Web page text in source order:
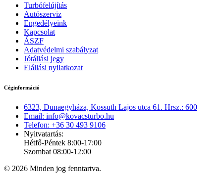
Turbófelújítás
Autószerviz
Engedélyeink
Kapcsolat
ÁSZF
Adatvédelmi szabályzat
Jótállási jegy
Elállási nyilatkozat
Céginformáció
6323, Dunaegyháza, Kossuth Lajos utca 61. Hrsz.: 600
Email: info@kovacsturbo.hu
Telefon: +36 30 493 9106
Nyitvatartás:
Hétfő-Péntek 8:00-17:00
Szombat 08:00-12:00
© 2026 Minden jog fenntartva.